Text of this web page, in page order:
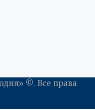
©. Все права